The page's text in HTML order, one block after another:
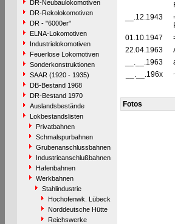
DR-Neubaulokomotiven
DR-Rekolokomotiven
DR - "6000er"
ELNA-Lokomotiven
Industrielokomotiven
Feuerlose Lokomotiven
Sonderkonstruktionen
SAAR (1920 - 1935)
DB-Bestand 1968
DR-Bestand 1970
Auslandsbestände
Lokbestandslisten
Privatbahnen
Schmalspurbahnen
Grubenanschlussbahnen
Industrieanschlußbahnen
Hafenbahnen
Werkbahnen
Stahlindustrie
Hochofenwk. Lübeck
Norddeutsche Hütte
Reichswerke
__.12.1943
01.10.1947
22.04.1963
__.__.1963
__.__.196x
Fotos